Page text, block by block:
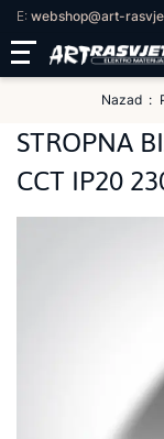
E: webshop@art-
Nazad
STROPNA
CCT IP20